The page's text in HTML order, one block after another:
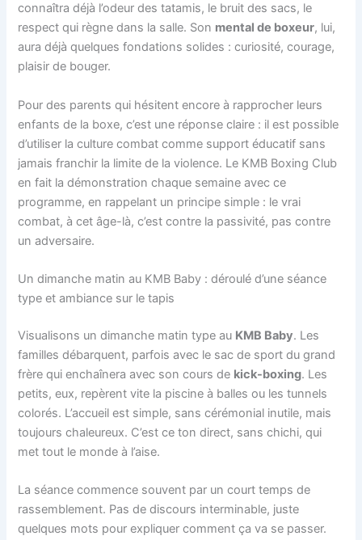
connaîtra déjà l’odeur des tatamis, le bruit des sacs, le
respect qui règne dans la salle. Son mental de boxeur, lui,
aura déjà quelques fondations solides : curiosité, courage,
plaisir de bouger.
Pour des parents qui hésitent encore à rapprocher leurs
enfants de la boxe, c’est une réponse claire : il est possible
d’utiliser la culture combat comme support éducatif sans
jamais franchir la limite de la violence. Le KMB Boxing Club
en fait la démonstration chaque semaine avec ce
programme, en rappelant un principe simple : le vrai
combat, à cet âge-là, c’est contre la passivité, pas contre
un adversaire.
Un dimanche matin au KMB Baby : déroulé d’une séance
type et ambiance sur le tapis
Visualisons un dimanche matin type au KMB Baby. Les
familles débarquent, parfois avec le sac de sport du grand
frère qui enchaînera avec son cours de kick-boxing. Les
petits, eux, repèrent vite la piscine à balles ou les tunnels
colorés. L’accueil est simple, sans cérémonial inutile, mais
toujours chaleureux. C’est ce ton direct, sans chichi, qui
met tout le monde à l’aise.
La séance commence souvent par un court temps de
rassemblement. Pas de discours interminable, juste
quelques mots pour expliquer comment ça va se passer.